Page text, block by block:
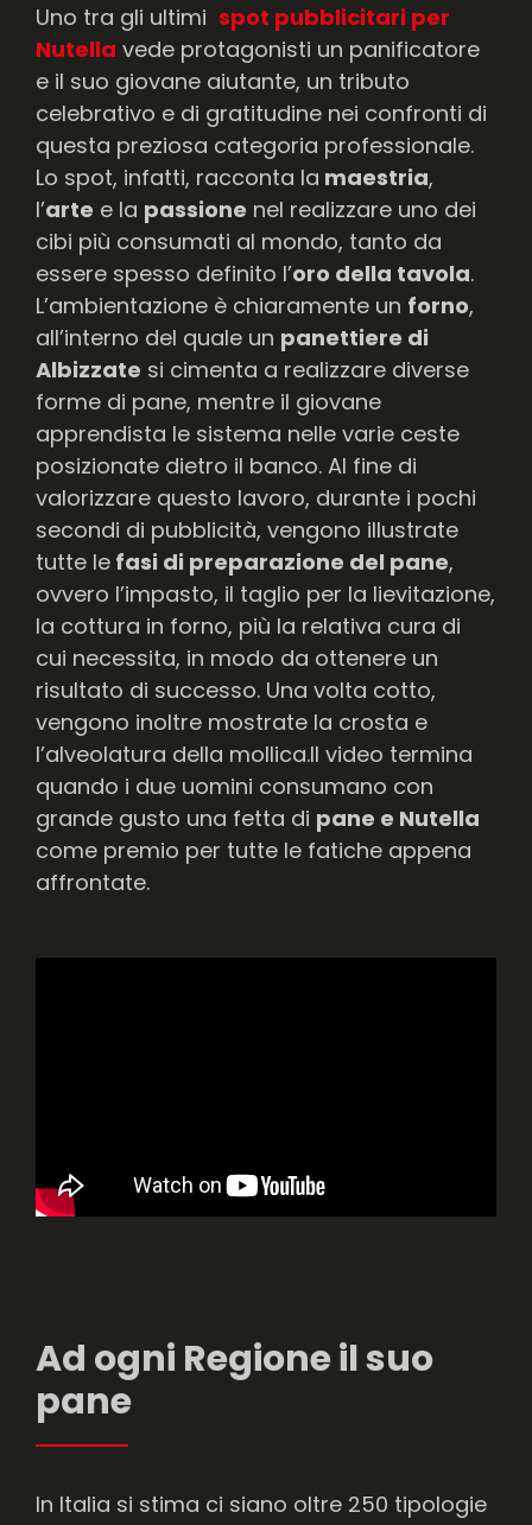
Uno tra gli ultimi spot pubblicitari per
Nutella vede protagonisti un panificatore
e il suo giovane aiutante, un tributo
celebrativo e di gratitudine nei confronti di
questa preziosa categoria professionale.
Lo spot, infatti, racconta la maestria,
l’arte e la passione nel realizzare uno dei
cibi più consumati al mondo, tanto da
essere spesso definito l’oro della tavola.
L’ambientazione è chiaramente un forno,
all’interno del quale un panettiere di
Albizzate si cimenta a realizzare diverse
forme di pane, mentre il giovane
apprendista le sistema nelle varie ceste
posizionate dietro il banco. Al fine di
valorizzare questo lavoro, durante i pochi
secondi di pubblicità, vengono illustrate
tutte le fasi di preparazione del pane,
ovvero l’impasto, il taglio per la lievitazione,
la cottura in forno, più la relativa cura di
cui necessita, in modo da ottenere un
risultato di successo. Una volta cotto,
vengono inoltre mostrate la crosta e
l’alveolatura della mollica.Il video termina
quando i due uomini consumano con
grande gusto una fetta di pane e Nutella
come premio per tutte le fatiche appena
affrontate.
Ad ogni Regione il suo
pane
In Italia si stima ci siano oltre 250 tipologie